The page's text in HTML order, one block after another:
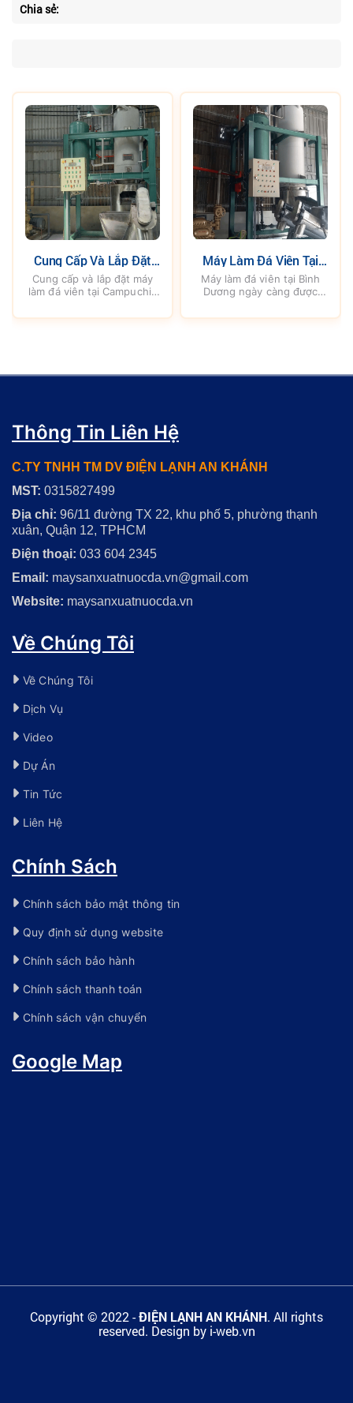
Chia sẻ:
Máy Làm Đá Viên Tại
Bình Dương
Máy làm đá viên tại Bình
Dương ngày càng được
hàng, khách sạn và cơ sở
đặt máy làm đá viên
kinh doanh.
Máy Làm Đá Viên Tại
Đồng Nai
Máy làm đá viên tại Đồng
Nai là giải pháp giúp doanh
tinh khiết, phục vụ hiệu
vụ lắp đặt chuyên nghiệp,
Thông Tin Liên Hệ
C.TY TNHH TM DV ĐIỆN LẠNH AN KHÁNH
MST: 0315827499
Địa chỉ: 96/11 đường TX 22, khu phố 5, phường thạnh
xuân, Quận 12, TPHCM
Điện thoại: 033 604 2345
Email: maysanxuatnuocda.vn@gmail.com
Website: maysanxuatnuocda.vn
Về Chúng Tôi
Về Chúng Tôi
Dịch Vụ
Video
Dự Án
Tin Tức
Liên Hệ
Chính Sách
Chính sách bảo mật thông tin
Quy định sử dụng website
Chính sách bảo hành
Chính sách thanh toán
Chính sách vận chuyển
Google Map
Copyright © 2022 -ĐIỆN LẠNH AN KHÁNH. All rights
reserved. Design by i-web.vn